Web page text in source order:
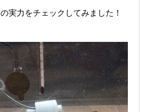
実力をチェックしてみました！